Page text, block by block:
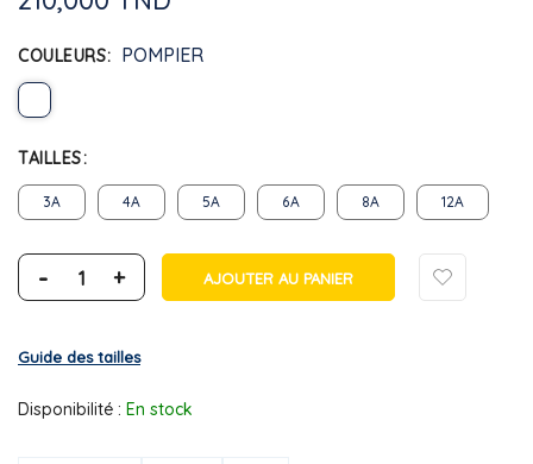
COULEURS POMPIER
TAILLES
3A 4A 5A 6A 8A 12A
- + AJOUTER AU PANIER
Guide des tailles
Disponibilité : En stock